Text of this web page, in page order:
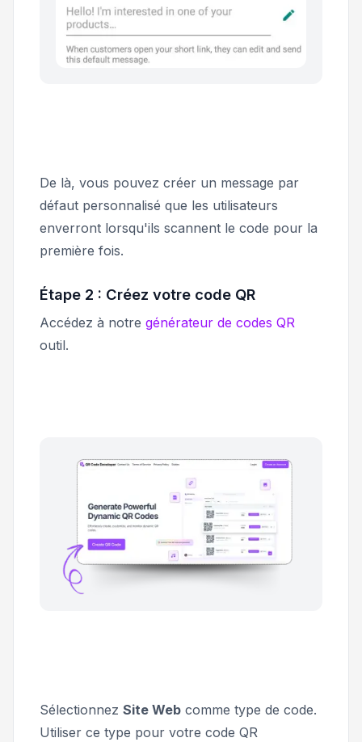
De là, vous pouvez créer un message par
défaut personnalisé que les utilisateurs
enverront lorsqu'ils scannent le code pour la
première fois.
Étape 2 : Créez votre code QR
Accédez à notre générateur de codes QR
outil.
Sélectionnez Site Web comme type de code.
Utiliser ce type pour votre code QR